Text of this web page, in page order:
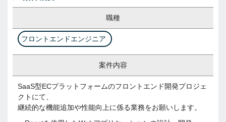
職種
フロントエンドエンジニア
案件内容
SaaS型ECプラットフォームのフロントエンド開発プロジェ
クトにて、
継続的な機能追加や性能向上に係る業務をお願いします。